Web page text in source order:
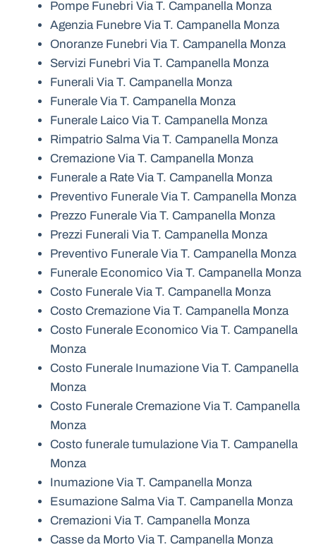
Pompe Funebri Via T. Campanella Monza
Agenzia Funebre Via T. Campanella Monza
Onoranze Funebri Via T. Campanella Monza
Servizi Funebri Via T. Campanella Monza
Funerali Via T. Campanella Monza
Funerale Via T. Campanella Monza
Funerale Laico Via T. Campanella Monza
Rimpatrio Salma Via T. Campanella Monza
Cremazione Via T. Campanella Monza
Funerale a Rate Via T. Campanella Monza
Preventivo Funerale Via T. Campanella Monza
Prezzo Funerale Via T. Campanella Monza
Prezzi Funerali Via T. Campanella Monza
Preventivo Funerale Via T. Campanella Monza
Funerale Economico Via T. Campanella Monza
Costo Funerale Via T. Campanella Monza
Costo Cremazione Via T. Campanella Monza
Costo Funerale Economico Via T. Campanella
Monza
Costo Funerale Inumazione Via T. Campanella
Monza
Costo Funerale Cremazione Via T. Campanella
Monza
Costo funerale tumulazione Via T. Campanella
Monza
Inumazione Via T. Campanella Monza
Esumazione Salma Via T. Campanella Monza
Cremazioni Via T. Campanella Monza
Casse da Morto Via T. Campanella Monza